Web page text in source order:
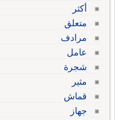
أكثر
متعلق
مرادف
عامل
شجرة
مثير
قماش
جهاز